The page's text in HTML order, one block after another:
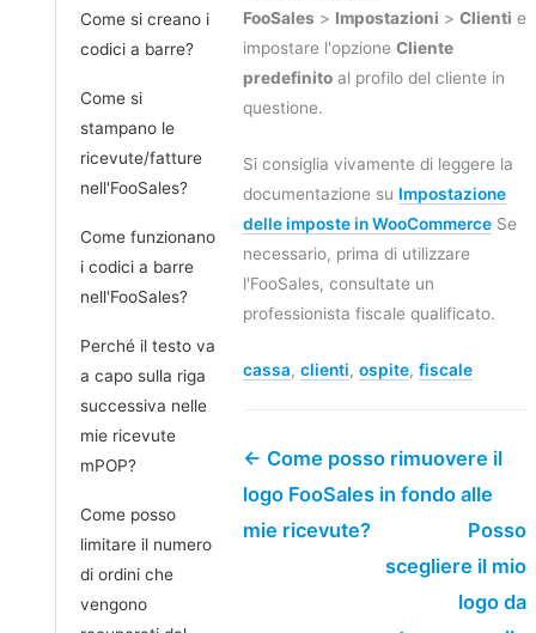
Come si creano i
codici a barre?
Come si
stampano le
ricevute/fatture
nell'FooSales?
Come funzionano
i codici a barre
nell'FooSales?
Perché il testo va
a capo sulla riga
successiva nelle
mie ricevute
mPOP?
Come posso
limitare il numero
di ordini che
vengono
FooSales > Impostazioni > Clienti e
impostare l'opzione Cliente
predefinito al profilo del cliente in
questione.
Si consiglia vivamente di leggere la
documentazione su Impostazione
delle imposte in WooCommerce Se
necessario, prima di utilizzare
l'FooSales, consultate un
professionista fiscale qualificato.
cassa, clienti, ospite, fiscale
← Come posso rimuovere il
logo FooSales in fondo alle
mie ricevute?
Posso
scegliere il mio
logo da